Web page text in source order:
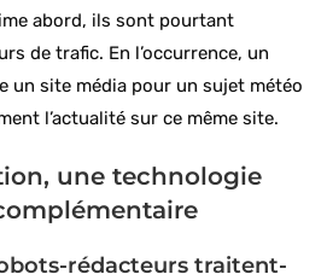
abord, ils sont pourtant
de trafic. En l’occurrence, un
un site média pour un sujet météo
l’actualité sur ce même site.
une technologie
rédacteurs traitent-